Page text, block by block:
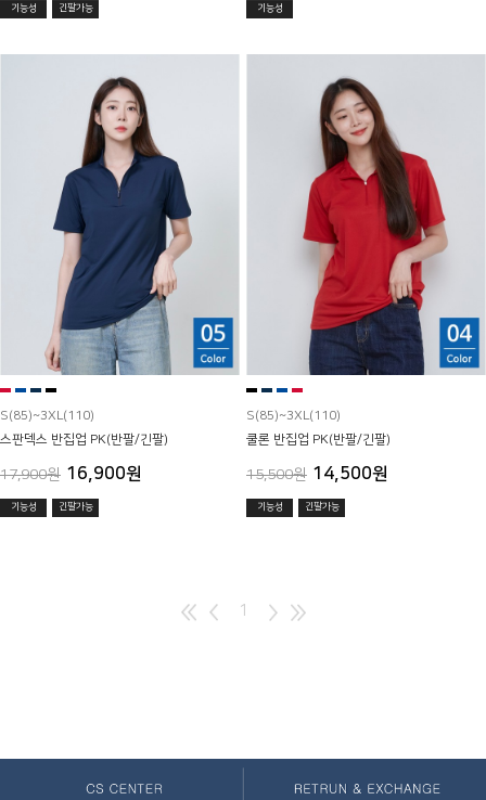
기능성 긴팔가능 기능성
S(85)~3XL(110)
스판덱스 반집업 PK(반팔/긴팔)
17,900원 16,900원
기능성 긴팔가능
S(85)~3XL(110)
쿨론 반집업 PK(반팔/긴팔)
15,500원 14,500원
기능성 긴팔가능
1